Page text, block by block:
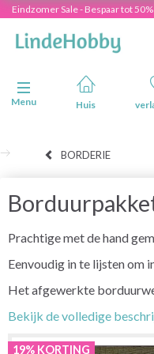
Eindzomer Sale - Bespaar tot
Navigatie in-/uitschakelen
Menu
Huis
BORDERIE
Prachtige met de hand
Eenvoudig in te lijsten om
Het afgewerkte
Bekijk de volledige
19% KORTING